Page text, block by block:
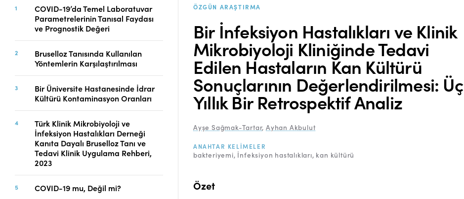
Amaç ve Kapsam
Açık Erişim İlkesi
Yayın Kurulu
Editoryal Süreç
Danışmanlık Süreci
Yazarlara Bilgi
Online Makale
Gönderimi
Dizinler
Telif Hakları
İletişim
FACEBOOK TWITTER
COVID-19’da Temel Laboratuvar
Parametrelerinin Tanısal Faydası
ve Prognostik Değeri
Bruselloz Tanısında Kullanılan
Yöntemlerin Karşılaştırılması
Bir Üniversite Hastanesinde İdrar
Kültürü Kontaminasyon Oranları
Türk Klinik Mikrobiyoloji ve
İnfeksiyon Hastalıkları Derneği
Kanıta Dayalı Bruselloz Tanı ve
Tedavi Klinik Uygulama Rehberi,
2023
COVID-19 mu, Değil mi?
ÖZGÜN ARAŞTIRMA
Bir İnfeksiyon Hastalıkları ve Klinik
Mikrobiyoloji Kliniğinde Tedavi
Edilen Hastaların Kan Kültürü
Sonuçlarının Değerlendirilmesi: Üç
Yıllık Bir Retrospektif Analiz
Ayşe Sağmak-Tartar,Ayhan Akbulut
ANAHTAR KELIMELER
bakteriyemi İnfeksiyon hastalıkları kan kültürü
Özet